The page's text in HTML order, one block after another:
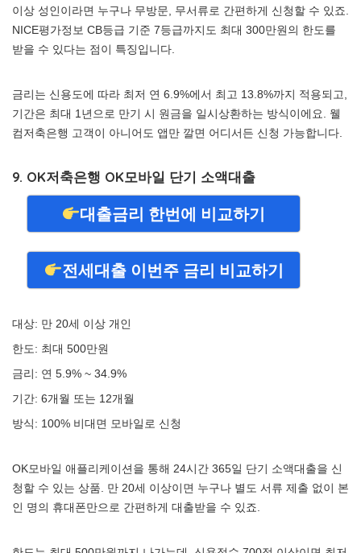
이상 성인이라면 누구나 무방문, 무서류로 간편하게 신청할 수 있죠.
NICE평가정보 CB등급 기준 7등급까지도 최대 300만원의 한도를
받을 수 있다는 점이 특징입니다.
금리는 신용도에 따라 최저 연 6.9%에서 최고 13.8%까지 적용되고,
기간은 최대 1년으로 만기 시 원금을 일시상환하는 방식이에요. 웰
컴저축은행 고객이 아니어도 앱만 깔면 어디서든 신청 가능합니다.
9. OK저축은행 OK모바일 단기 소액대출
대출금리 한번에 비교하기
전세대출 이번주 금리 비교하기
대상: 만 20세 이상 개인
한도: 최대 500만원
금리: 연 5.9% ~ 34.9%
기간: 6개월 또는 12개월
방식: 100% 비대면 모바일로 신청
OK모바일 애플리케이션을 통해 24시간 365일 단기 소액대출을 신
청할 수 있는 상품. 만 20세 이상이면 누구나 별도 서류 제출 없이 본
인 명의 휴대폰만으로 간편하게 대출받을 수 있죠.